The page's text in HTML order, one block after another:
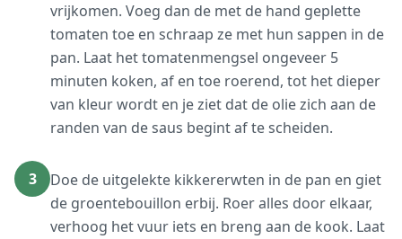
vrijkomen. Voeg dan de met de hand geplette
tomaten toe en schraap ze met hun sappen in de
pan. Laat het tomatenmengsel ongeveer 5
minuten koken, af en toe roerend, tot het dieper
van kleur wordt en je ziet dat de olie zich aan de
randen van de saus begint af te scheiden.
3
Doe de uitgelekte kikkererwten in de pan en giet
de groentebouillon erbij. Roer alles door elkaar,
verhoog het vuur iets en breng aan de kook. Laat